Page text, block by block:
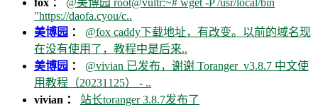
fox ： @美博园 root@vultr:~# wget -P /usr/local/bin
"https://daofa.cyou/c..
美博园 ： @fox caddy下载地址，有改变。以前的域名现
在没有使用了，教程中是后来..
美博园 ： @vivian 已发布，谢谢 Toranger_v3.8.7 中文使
用教程（20231125） - ..
vivian ： 站长toranger 3.8.7发布了